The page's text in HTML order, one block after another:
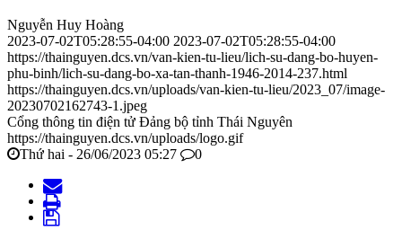
Nguyễn Huy Hoàng
2023-07-02T05:28:55-04:00 2023-07-02T05:28:55-04:00
https://thainguyen.dcs.vn/van-kien-tu-lieu/lich-su-dang-bo-huyen-
phu-binh/lich-su-dang-bo-xa-tan-thanh-1946-2014-237.html
https://thainguyen.dcs.vn/uploads/van-kien-tu-lieu/2023_07/image-
20230702162743-1.jpeg
Cổng thông tin điện tử Đảng bộ tỉnh Thái Nguyên
https://thainguyen.dcs.vn/uploads/logo.gif
Thứ hai - 26/06/2023 05:27
0